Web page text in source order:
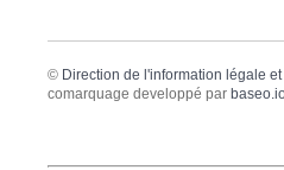
© Direction de l'information légale
comarquage developpé par